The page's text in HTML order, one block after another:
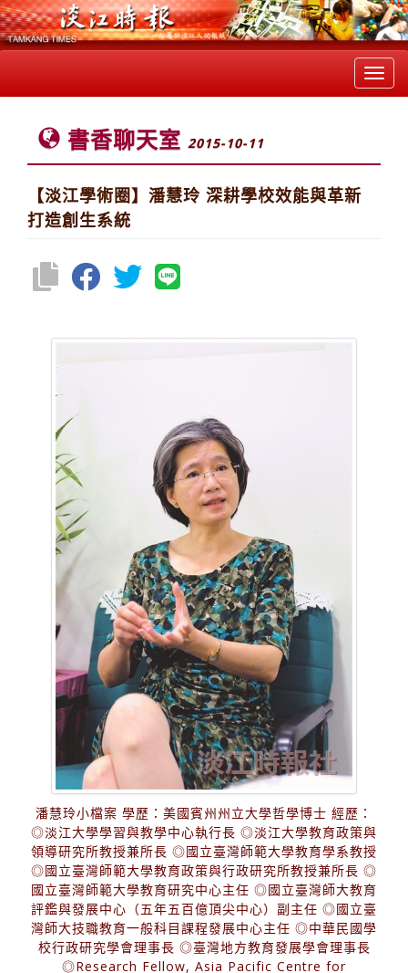
書香聊天室 2015-10-11
【淡江學術圈】潘慧玲 深耕學校效能與革新
打造創生系統
潘慧玲小檔案 學歷：美國賓州州立大學哲學博士 經歷：
◎淡江大學學習與教學中心執行長 ◎淡江大學教育政策與
領導研究所教授兼所長 ◎國立臺灣師範大學教育學系教授
◎國立臺灣師範大學教育政策與行政研究所教授兼所長 ◎
國立臺灣師範大學教育研究中心主任 ◎國立臺灣師大教育
評鑑與發展中心（五年五百億頂尖中心）副主任 ◎國立臺
灣師大技職教育一般科目課程發展中心主任 ◎中華民國學
校行政研究學會理事長 ◎臺灣地方教育發展學會理事長
◎Research Fellow, Asia Pacific Centre for